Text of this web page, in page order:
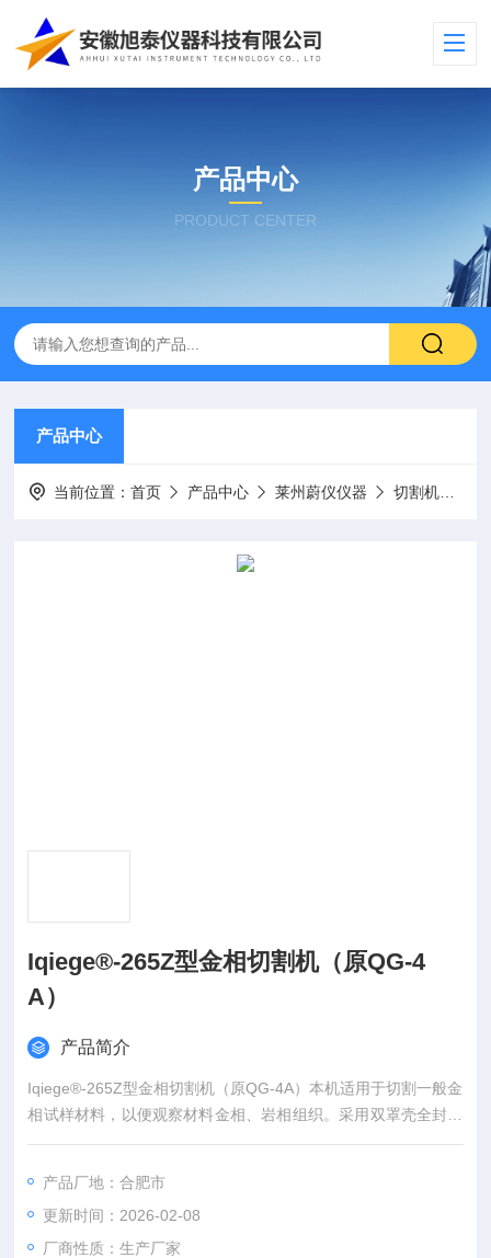
产品中心
PRODUCT CENTER
产品中心
当前位置：首页 产品中心 莱州蔚仪仪器 切割机
Iqiege®-265Z型金相切割机（原QG-4
A）
产品简介
Iqiege®-265Z型金相切割机（原QG-4A）本机适用于切割一般金
相试样材料，以便观察材料金相、岩相组织。采用双罩壳全封闭
结构。可保证安全状态下进行试样切割。本机带有强冷却系统。
而烧伤试样组织。
产品厂地：合肥市
更新时间：2026-02-08
厂商性质：生产厂家